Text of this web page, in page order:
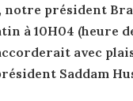
notre président
à 10H04 (heure
avec
Saddam